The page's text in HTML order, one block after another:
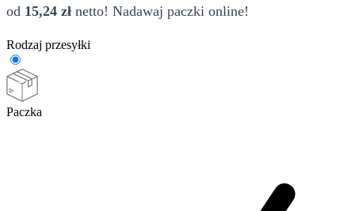
od 15,24 zł netto! Nadawaj paczki online!
Rodzaj przesyłki
Paczka